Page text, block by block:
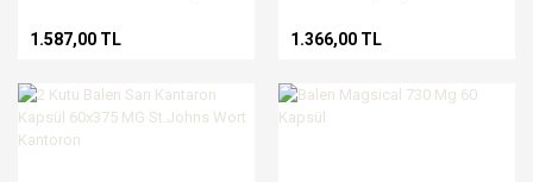
1.587,00 TL 1.366,00 TL